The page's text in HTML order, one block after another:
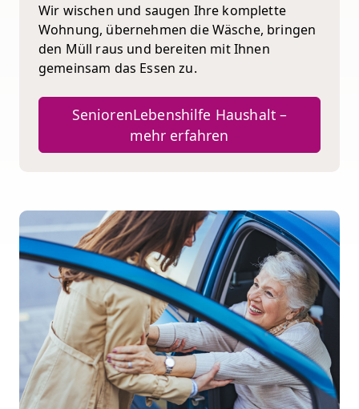
Wir wischen und saugen Ihre komplette
Wohnung, übernehmen die Wäsche, bringen
den Müll raus und bereiten mit Ihnen
gemeinsam das Essen zu.
SeniorenLebenshilfe Haushalt –
mehr erfahren